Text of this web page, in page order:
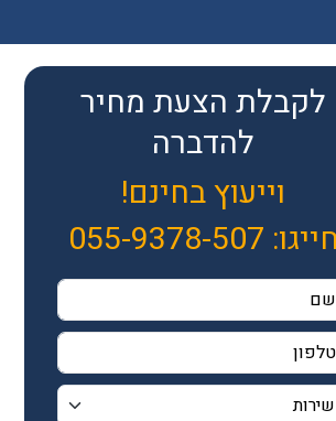
לקבלת הצעת מחיר
להדברה
וייעוץ בחינם!
חייגו: 055-9378-507